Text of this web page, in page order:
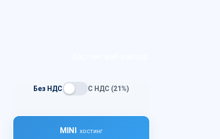
Без НДС С НДС (21%)
MINI хостинг